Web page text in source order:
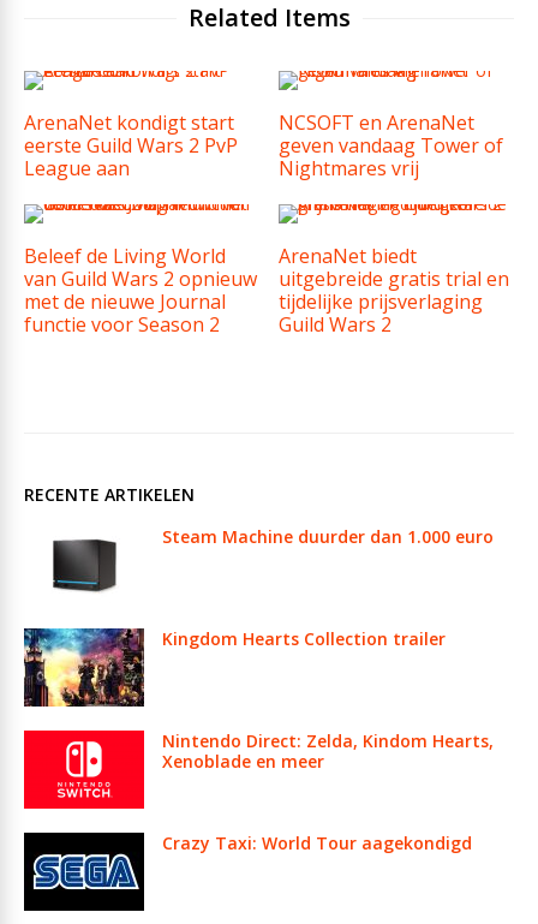
Related Items
ArenaNet kondigt start
eerste Guild Wars 2 PvP
League aan
NCSOFT en ArenaNet
geven vandaag Tower of
Nightmares vrij
Beleef de Living World
van Guild Wars 2 opnieuw
met de nieuwe Journal
functie voor Season 2
ArenaNet biedt
uitgebreide gratis trial en
tijdelijke prijsverlaging
Guild Wars 2
RECENTE ARTIKELEN
Steam Machine duurder dan 1.000 euro
Kingdom Hearts Collection trailer
Nintendo Direct: Zelda, Kindom Hearts,
Xenoblade en meer
Crazy Taxi: World Tour aagekondigd